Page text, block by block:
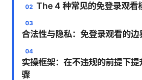
The 4 种常见的免登录观看
合法性与隐私：免登录观看的边
实操框架：在不违规的前提下
骤